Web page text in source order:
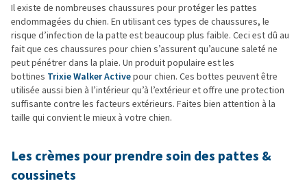
Il existe de nombreuses chaussures pour protéger les pattes
endommagées du chien. En utilisant ces types de chaussures, le
risque d’infection de la patte est beaucoup plus faible. Ceci est dû au
fait que ces chaussures pour chien s’assurent qu’aucune saleté ne
peut pénétrer dans la plaie. Un produit populaire est les
bottines Trixie Walker Activepour chien. Ces bottes peuvent être
utilisée aussi bien à l’intérieur qu’à l’extérieur et offre une protection
suffisante contre les facteurs extérieurs. Faites bien attention à la
taille qui convient le mieux à votre chien.
Les crèmes pour prendre soin des pattes &
coussinets